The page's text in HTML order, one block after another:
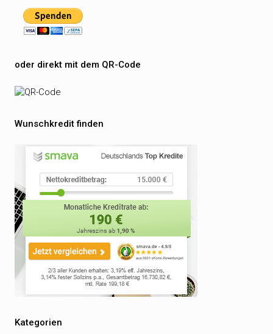
oder direkt mit dem QR-Code
Wunschkredit finden
Kategorien